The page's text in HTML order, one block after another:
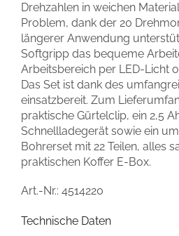
Drehzahlen in weichen
Problem, dank der 20
längerer Anwendung
Softgripp das bequeme
Arbeitsbereich per LED-Licht
Das Set ist dank des
einsatzbereit. Zum
praktische Gürtelclip, ein 2,5
Schnellladegerät sowie ein
Bohrerset mit 22 Teilen, alles
praktischen Koffer E-Box.
Art.-Nr.: 4514220
Technische Daten